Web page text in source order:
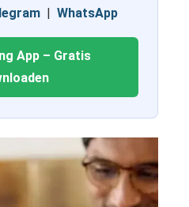
| WhatsApp
App – Gratis